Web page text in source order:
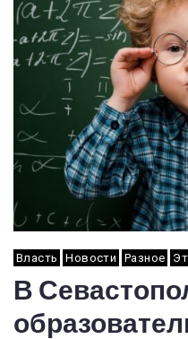
Власть Новости Разное
В